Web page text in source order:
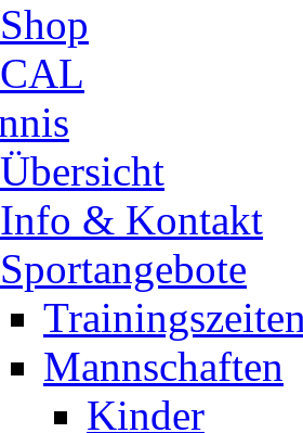
Shop
CAL
Übersicht
Info & Kontakt
Sportangebote
Mannschaften
Kinder